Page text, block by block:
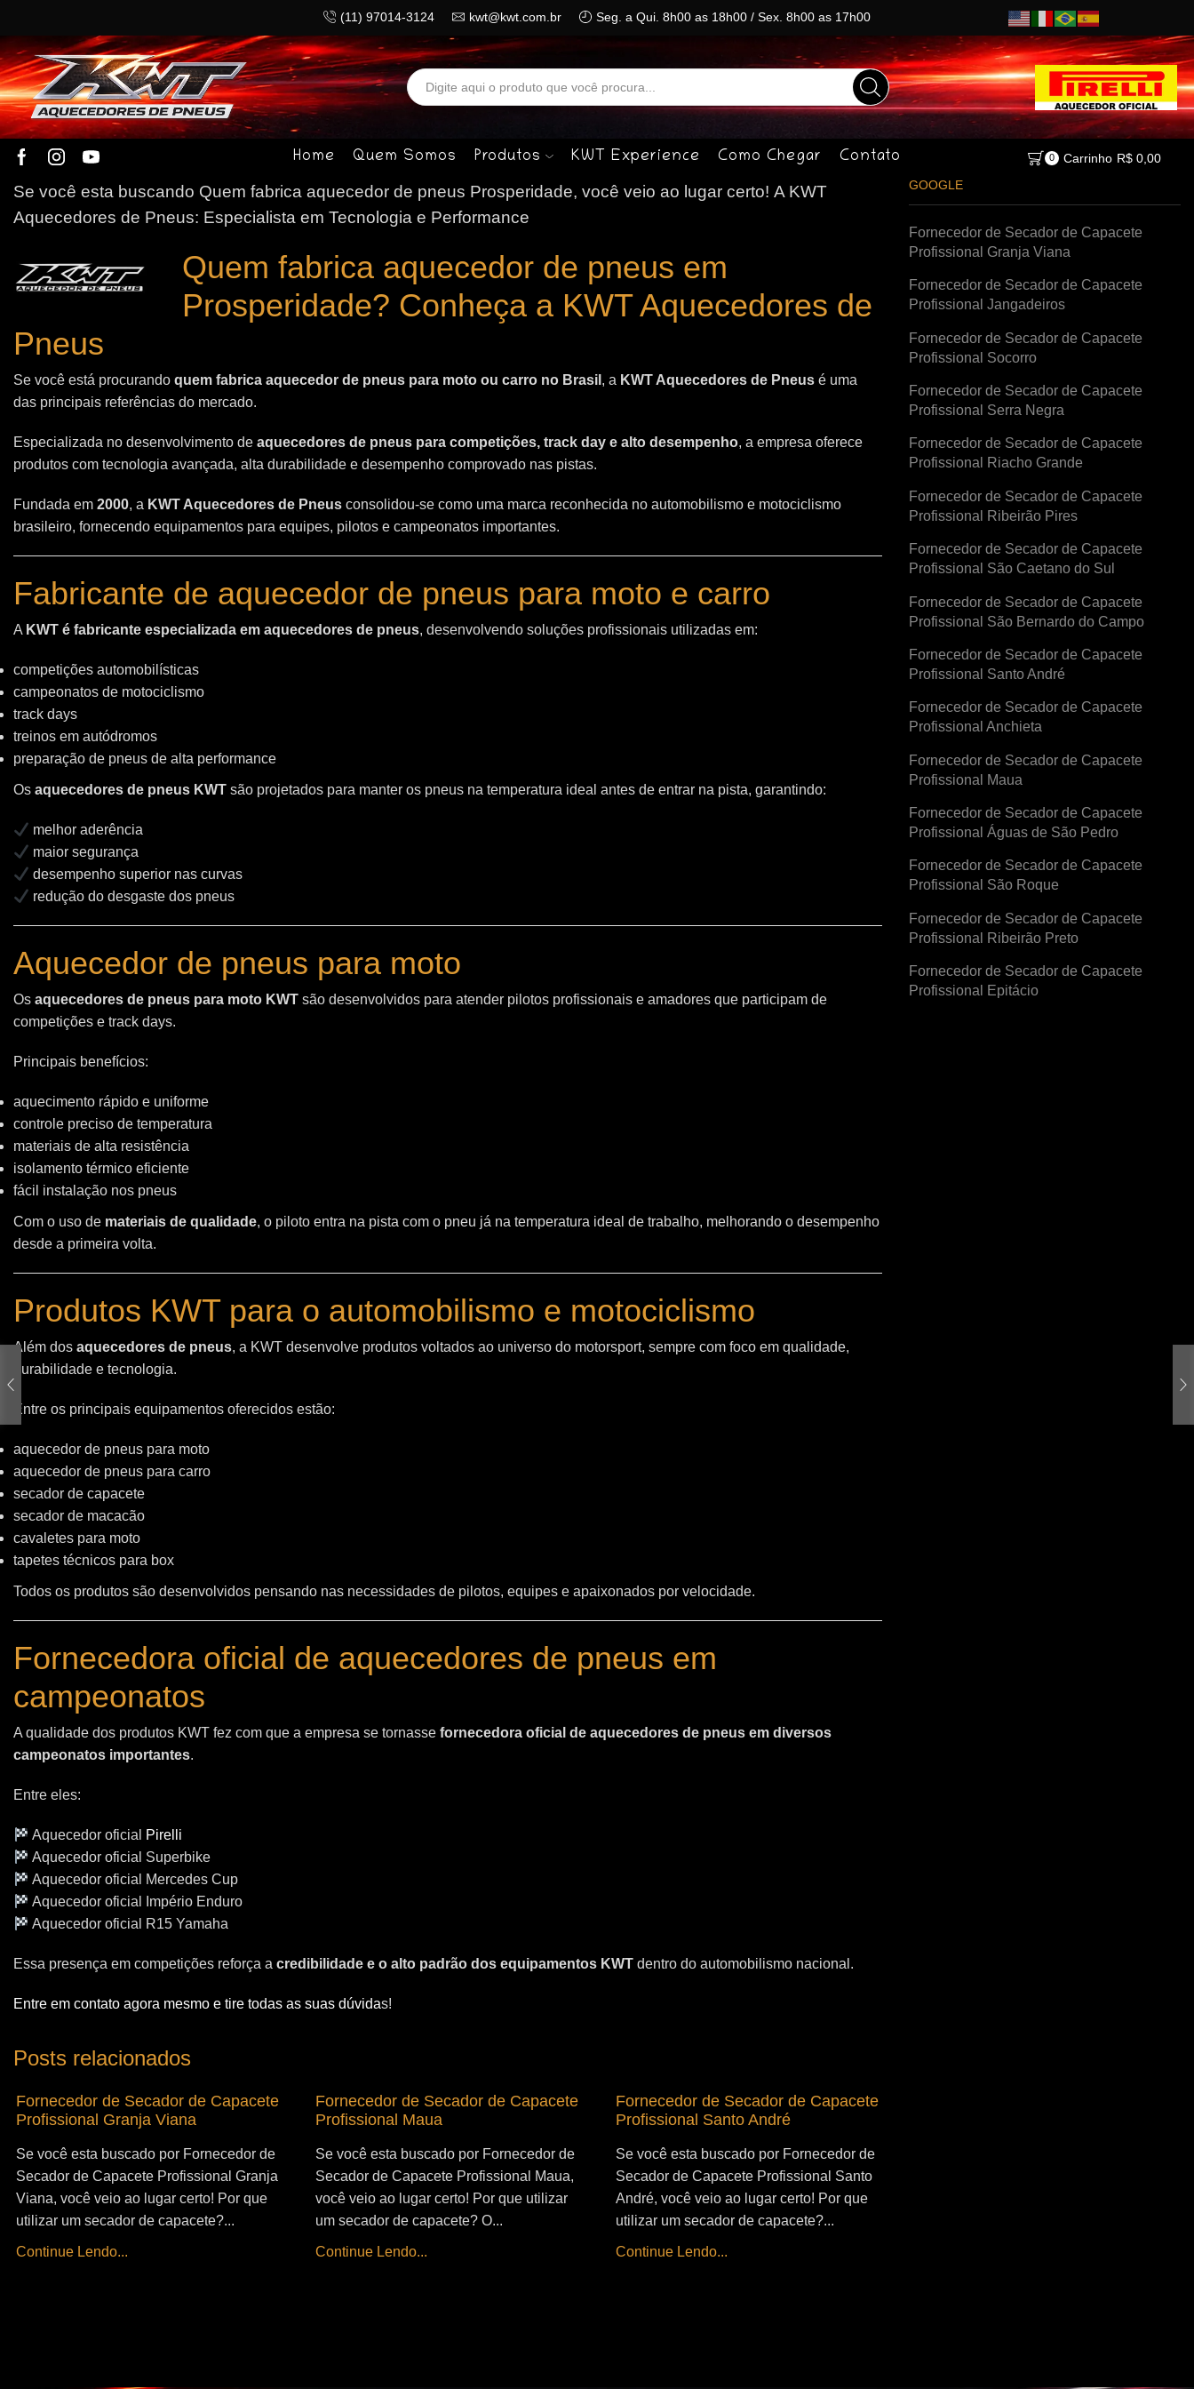
(11) 97014-3124 kwt@kwt.com.br Seg. a Qui. 8h00 as 18h00 / Sex. 8h00 as 17h00
Search
input
Home Quem Somos Produtos KWT Experience Como Chegar Contato 0 Carrinho R$0,00
Se você esta buscando Quem fabrica aquecedor de pneus Prosperidade, você veio ao lugar certo! A KWT
Aquecedores de Pneus: Especialista em Tecnologia e Performance
Quem fabrica aquecedor de pneus em
Prosperidade? Conheça a KWT Aquecedores de
Pneus
Se você está procurando quem fabrica aquecedor de pneus para moto ou carro no Brasil , a KWT Aquecedores de Pneus é uma
das principais referências do mercado.
Especializada no desenvolvimento de aquecedores de pneus para competições, track day e alto desempenho, a empresa oferece
produtos com tecnologia avançada, alta durabilidade e desempenho comprovado nas pistas.
Fundada em 2000, a KWT Aquecedores de Pneus consolidou-se como uma marca reconhecida no automobilismo e motociclismo
brasileiro, fornecendo equipamentos para equipes, pilotos e campeonatos importantes.
Fabricante de aquecedor de pneus para moto e carro
A KWT é fabricante especializada em aquecedores de pneus, desenvolvendo soluções profissionais utilizadas em:
competições automobilísticas
campeonatos de motociclismo
track days
treinos em autódromos
preparação de pneus de alta performance
Os aquecedores de pneus KWT são projetados para manter os pneus na temperatura ideal antes de entrar na pista, garantindo:
melhor aderência
maior segurança
desempenho superior nas curvas
redução do desgaste dos pneus
Aquecedor de pneus para moto
Os aquecedores de pneus para moto KWT são desenvolvidos para atender pilotos profissionais e amadores que participam de
competições e track days.
Principais benefícios:
aquecimento rápido e uniforme
controle preciso de temperatura
materiais de alta resistência
isolamento térmico eficiente
fácil instalação nos pneus
Com o uso de materiais de qualidade, o piloto entra na pista com o pneu já na temperatura ideal de trabalho, melhorando o desempenho
desde a primeira volta.
Produtos KWT para o automobilismo e motociclismo
Além dos aquecedores de pneus, a KWT desenvolve produtos voltados ao universo do motorsport, sempre com foco em qualidade,
durabilidade e tecnologia.
Entre os principais equipamentos oferecidos estão:
aquecedor de pneus para moto
aquecedor de pneus para carro
secador de capacete
secador de macacão
cavaletes para moto
tapetes técnicos para box
Todos os produtos são desenvolvidos pensando nas necessidades de pilotos, equipes e apaixonados por velocidade.
Fornecedora oficial de aquecedores de pneus em
campeonatos
A qualidade dos produtos KWT fez com que a empresa se tornasse fornecedora oficial de aquecedores de pneus em diversos
campeonatos importantes.
Entre eles:
Aquecedor oficial Pirelli
Aquecedor oficial Superbike
Aquecedor oficial Mercedes Cup
Aquecedor oficial Império Enduro
Aquecedor oficial R15 Yamaha
Essa presença em competições reforça a credibilidade e o alto padrão dos equipamentos KWT dentro do automobilismo nacional.
Entre em contato agora mesmo e tire todas as suas dúvidas!
Posts relacionados
Fornecedor de Secador de Capacete
Profissional Granja Viana
Se você esta buscado por Fornecedor de
Secador de Capacete Profissional Granja
Viana, você veio ao lugar certo! Por que
utilizar um secador de capacete?...
Continue Lendo...
Fornecedor de Secador de Capacete
Profissional Maua
Se você esta buscado por Fornecedor de
Secador de Capacete Profissional Maua,
você veio ao lugar certo! Por que utilizar
um secador de capacete? O...
Continue Lendo...
Fornecedor de Secador de Capacete
Profissional Santo André
Se você esta buscado por Fornecedor de
Secador de Capacete Profissional Santo
André, você veio ao lugar certo! Por que
utilizar um secador de capacete?...
Continue Lendo...
GOOGLE
Fornecedor de Secador de Capacete
Profissional Granja Viana
Fornecedor de Secador de Capacete
Profissional Jangadeiros
Fornecedor de Secador de Capacete
Profissional Socorro
Fornecedor de Secador de Capacete
Profissional Serra Negra
Fornecedor de Secador de Capacete
Profissional Riacho Grande
Fornecedor de Secador de Capacete
Profissional Ribeirão Pires
Fornecedor de Secador de Capacete
Profissional São Caetano do Sul
Fornecedor de Secador de Capacete
Profissional São Bernardo do Campo
Fornecedor de Secador de Capacete
Profissional Santo André
Fornecedor de Secador de Capacete
Profissional Anchieta
Fornecedor de Secador de Capacete
Profissional Maua
Fornecedor de Secador de Capacete
Profissional Águas de São Pedro
Fornecedor de Secador de Capacete
Profissional São Roque
Fornecedor de Secador de Capacete
Profissional Ribeirão Preto
Fornecedor de Secador de Capacete
Profissional Epitácio